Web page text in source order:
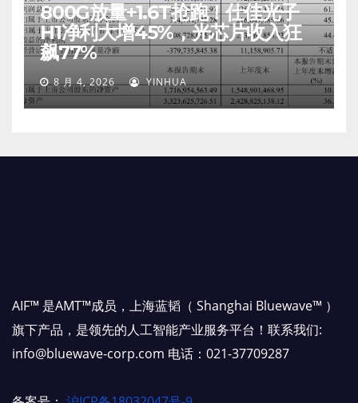
800G放量+1.6T抢跑！仕佳光子
H1净利大增45%，光芯片收入狂
飙77%
8 月 4, 2026 YINHUA
AIF™ 是AMT™成员，上海蓝韬（ Shanghai Bluewave™ ）
旗下产品，是领先的人工智能产业服务平台！联系我们:
info@bluewave-corp.com 电话：021-37709287